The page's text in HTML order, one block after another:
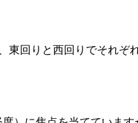
回りと西回りでそれぞ